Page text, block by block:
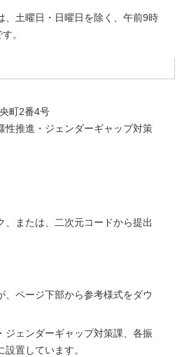
、土曜日・日曜日を除く、午前9時
。
町2番4号
性推進・ジェンダーギャップ対策
、または、二次元コードから提出
、ページ下部から参考様式をダウ
ジェンダーギャップ対策課、各振
置しています。